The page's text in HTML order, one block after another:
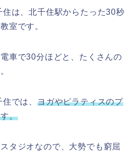
住は、北千住駅からたった30秒
室です。
車で30分ほどと、たくさんの
では、 ヨガやピラティスのプ
。
タジオなので、大勢でも窮屈